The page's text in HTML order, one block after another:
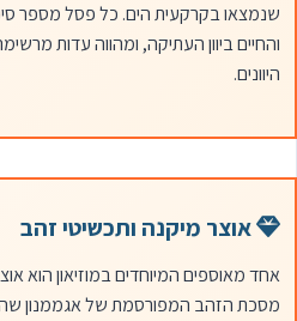
שנמצאו בקרקעית הים. כל פסל מספר
והחיים ביוון העתיקה, ומהווה עדות
היוונים.
אוצר מיקנה ותכשיטי זהב
אחד מאוספים המיוחדים במוזיאון הוא
מסכת הזהב המפורסמת של אגממנון